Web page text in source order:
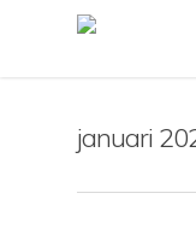
januari